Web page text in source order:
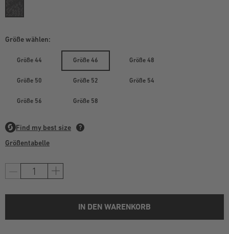
Größe wählen:
Größe 44 Größe 46 Größe 48
Größe 50 Größe 52 Größe 54
Größe 56 Größe 58
Größentabelle
IN DEN WARENKORB